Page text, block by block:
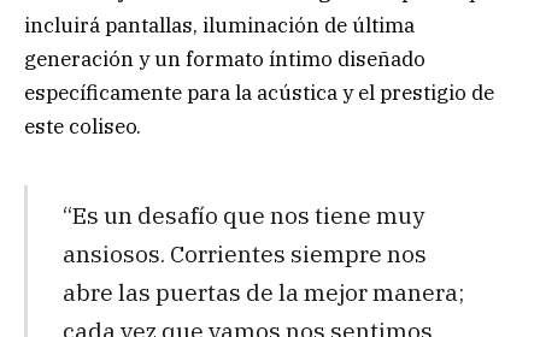
incluirá pantallas, iluminación de última
generación y un formato íntimo diseñado
específicamente para la acústica y el prestigio de
este coliseo.
“Es un desafío que nos tiene muy
ansiosos. Corrientes siempre nos
abre las puertas de la mejor manera;
cada vez que vamos nos sentimos